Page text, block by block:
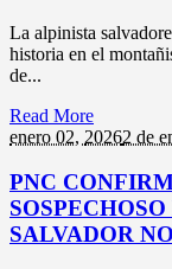
La alpinista
historia en el
de...
Read More
enero 02, 20262 de
PNC
SALVADOR